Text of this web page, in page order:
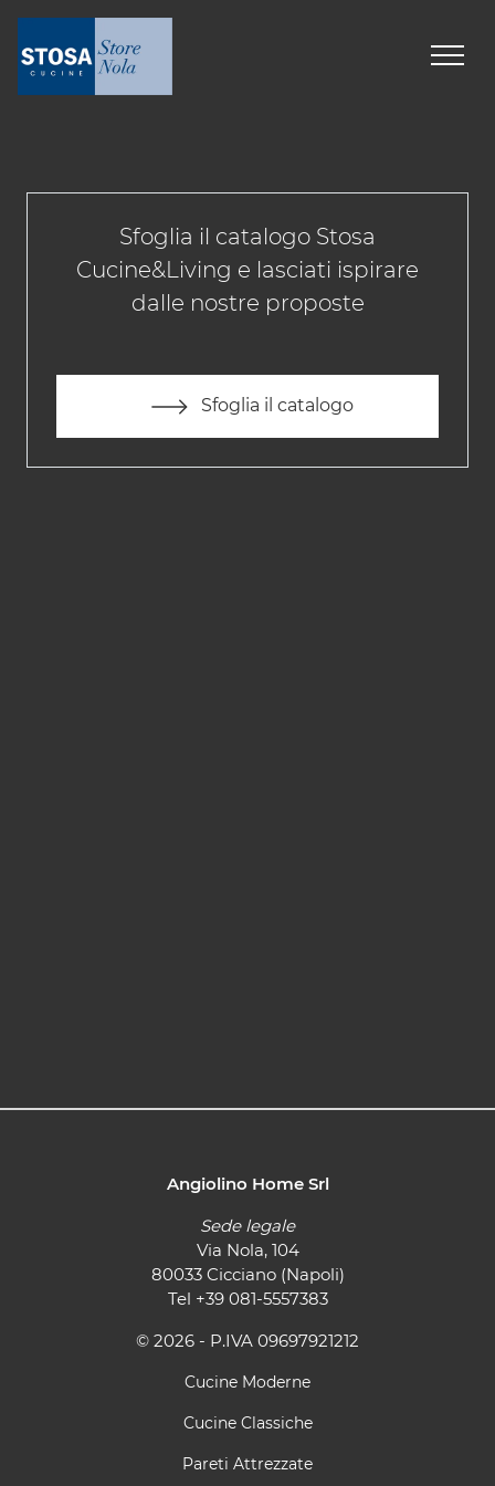
Sfoglia il catalogo Stosa
Cucine&Living e lasciati ispirare
dalle nostre proposte
Sfoglia il catalogo
Angiolino Home Srl
Sede legale
Via Nola, 104
80033 Cicciano (Napoli)
Tel +39 081-5557383
© 2026 - P.IVA 09697921212
Cucine Moderne
Cucine Classiche
Pareti Attrezzate